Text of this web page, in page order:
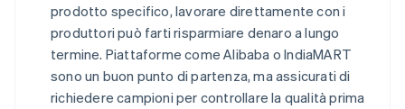
prodotto specifico, lavorare direttamente con i
produttori può farti risparmiare denaro a lungo
termine. Piattaforme come Alibaba o IndiaMART
sono un buon punto di partenza, ma assicurati di
richiedere campioni per controllare la qualità prima